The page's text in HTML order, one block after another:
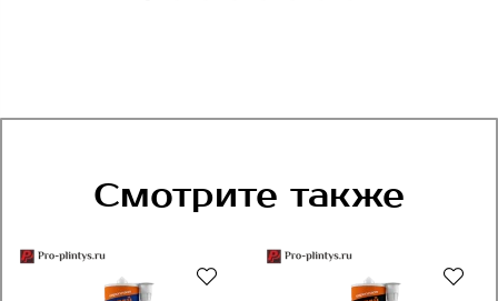
Смотрите также